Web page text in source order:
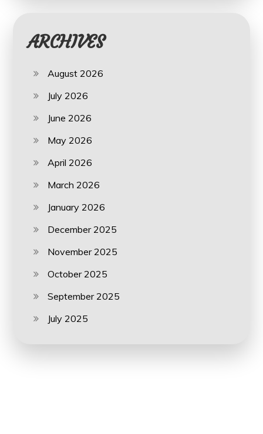
ARCHIVES
August 2026
July 2026
June 2026
May 2026
April 2026
March 2026
January 2026
December 2025
November 2025
October 2025
September 2025
July 2025